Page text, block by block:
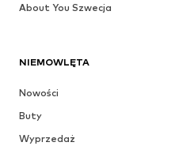
NIEMOWLĘTA
Nowości
Buty
Wyprzedaż
About You Szwecja